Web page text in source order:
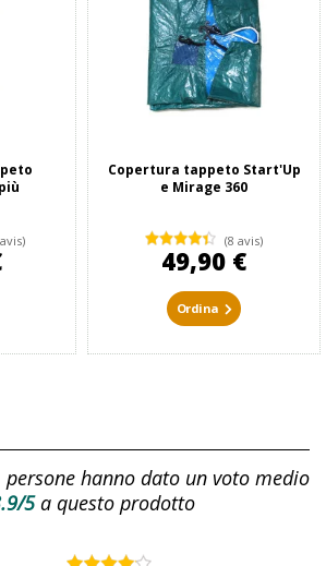
Copertura tappeto Start'Up
e Mirage 360
(8 avis)
49,90 €
Ordina
persone hanno dato un voto medio
5a questo prodotto